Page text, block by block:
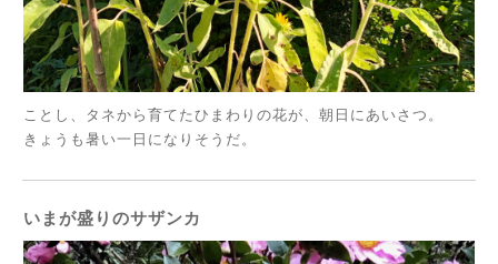
ことし、タネから育てたひまわりの花が、朝日にあいさつ。
きょうも暑い一日になりそうだ。
いまが盛りのサザンカ